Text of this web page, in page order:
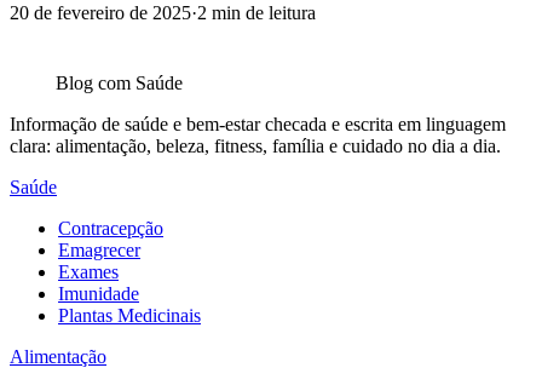
20 de fevereiro de 2025·2 min de leitura
Blog com Saúde
Informação de saúde e bem-estar checada e escrita em linguagem
clara: alimentação, beleza, fitness, família e cuidado no dia a dia.
Saúde
Contracepção
Emagrecer
Exames
Imunidade
Plantas Medicinais
Alimentação